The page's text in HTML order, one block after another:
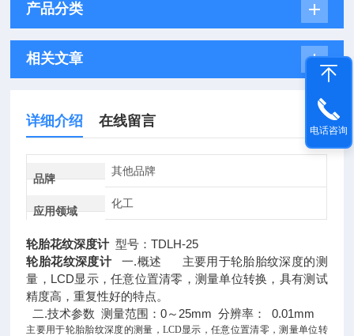
产品分类
相关文章
详细介绍 在线留言
品牌
其他品牌
应用领域
化工
轮胎花纹深度计型号：TDLH-25
轮胎花纹深度计一.概述 主要用于轮胎胎纹深度的测
量，LCD显示，任意位置清零，测量单位转换，具有测试
精度高，重复性好的特点。
二.技术参数 测量范围：0～25mm 分辨率： 0.01mm
主要用于轮胎胎纹深度的测量，LCD显示，任意位置清零，测量单位转
电话咨询